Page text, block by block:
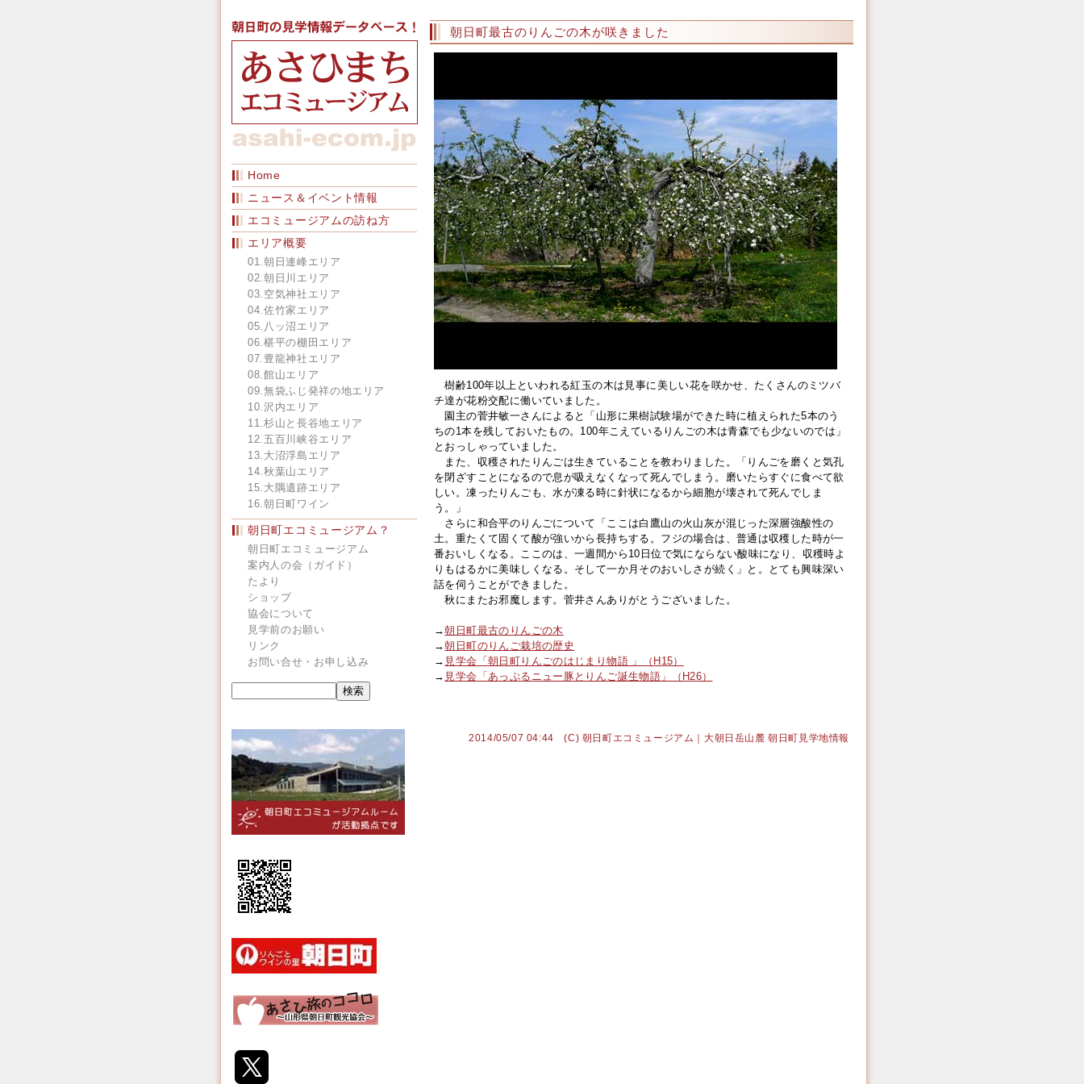
Home
ニュース＆イベント情報
エコミュージアムの訪ね方
エリア概要
01.朝日連峰エリア
02.朝日川エリア
03.空気神社エリア
04.佐竹家エリア
05.八ッ沼エリア
06.椹平の棚田エリア
07.豊龍神社エリア
08.館山エリア
09.無袋ふじ発祥の地エリア
10.沢内エリア
11.杉山と長谷地エリア
12.五百川峡谷エリア
13.大沼浮島エリア
14.秋葉山エリア
15.大隅遺跡エリア
16.朝日町ワイン
朝日町エコミュージアム？
朝日町エコミュージアム
案内人の会（ガイド）
たより
ショップ
協会について
見学前のお願い
リンク
お問い合せ・お申し込み
朝日町最古のりんごの木が咲きました
樹齢100年以上といわれる紅玉の木は見事に美しい花を咲かせ、たくさんのミツバ
チ達が花粉交配に働いていました。
園主の菅井敏一さんによると「山形に果樹試験場ができた時に植えられた5本のう
ちの1本を残しておいたもの。100年こえているりんごの木は青森でも少ないのでは」
とおっしゃっていました。
また、収穫されたりんごは生きていることを教わりました。「りんごを磨くと気孔
を閉ざすことになるので息が吸えなくなって死んでしまう。磨いたらすぐに食べて欲
しい。凍ったりんごも、水が凍る時に針状になるから細胞が壊されて死んでしま
う。」
さらに和合平のりんごについて「ここは白鷹山の火山灰が混じった深層強酸性の
土。重たくて固くて酸が強いから長持ちする。フジの場合は、普通は収穫した時が一
番おいしくなる。ここのは、一週間から10日位で気にならない酸味になり、収穫時よ
りもはるかに美味しくなる。そして一か月そのおいしさが続く」と。とても興味深い
話を伺うことができました。
秋にまたお邪魔します。菅井さんありがとうございました。
→朝日町最古のりんごの木
→朝日町のりんご栽培の歴史
→ 見学会「朝日町りんごのはじまり物語 」（H15）
→ 見学会「あっぷるニュー豚とりんご誕生物語」（H26）
2014/05/07 04:44 (C) 朝日町エコミュージアム｜大朝日岳山麓 朝日町見学地情報